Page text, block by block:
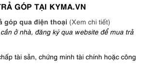
GÓP TẠI KYMA.VN
góp qua điện thoại (Xem chi tiết)
ở nhà, đăng ký qua website để mua trả
tài sản, chứng minh tài chính hoặc công